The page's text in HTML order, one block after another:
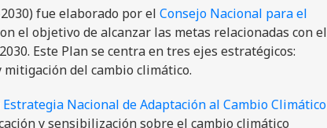
2030) fue elaborado por el Consejo Nacional para el
el objetivo de alcanzar las metas relacionadas con el
Este Plan se centra en tres ejes estratégicos:
del cambio climático.
Estrategia Nacional de Adaptación al Cambio Climático
y sensibilización sobre el cambio climático